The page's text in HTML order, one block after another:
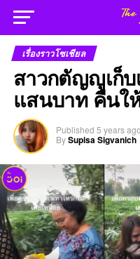
เรื่องราวโซเชียล
สาวกตัญญูเก็บ
แสนบาท คืนใ
Published 5 years ago
BySupisa Sigvanich